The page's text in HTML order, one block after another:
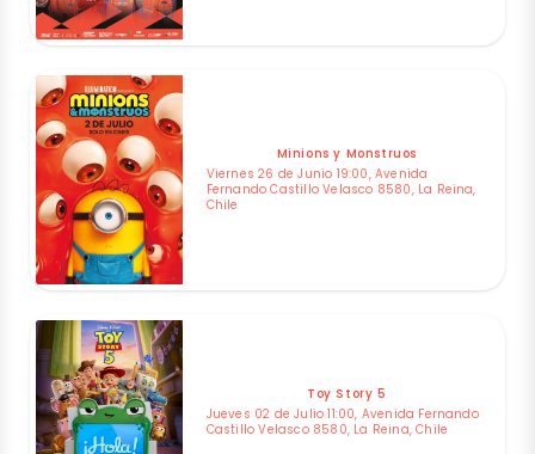
Minions y Monstruos
Viernes 26 de Junio 19:00, Avenida
Fernando Castillo Velasco 8580, La Reina,
Chile
Toy Story 5
Jueves 02 de Julio 11:00, Avenida Fernando
Castillo Velasco 8580, La Reina, Chile